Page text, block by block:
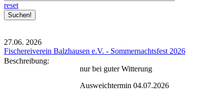
reset
27.06. 2026
Fischereiverein Balzhausen e.V. - Sommernachtsfest 2026
Beschreibung:
nur bei guter Witterung
Ausweichtermin 04.07.2026